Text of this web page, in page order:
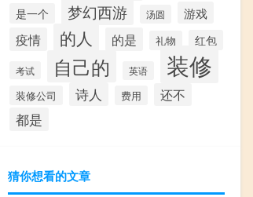
是一个 梦幻西游 汤圆 游戏
疫情 的人 的是 礼物 红包
考试 自己的 英语 装修
装修公司 诗人 费用 还不
都是
猜你想看的文章